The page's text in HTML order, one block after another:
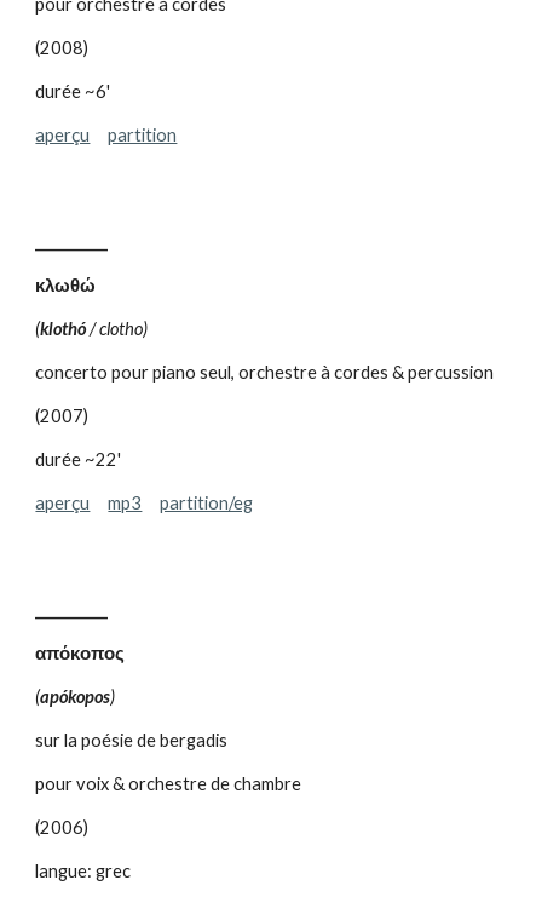
pour orchestre à cordes
(2008)
durée ~6'
aperçu partition
κλωθώ
(klothó/ clotho)
concerto pour piano seul, orchestre à cordes & percussion
(2007)
durée ~22'
aperçu mp3 partition/eg
απόκοπος
(apókopos)
sur la poésie de bergadis
pour voix & orchestre de chambre
(2006)
langue: grec